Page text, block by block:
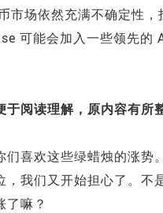
市场依然充满不确定性
可能会加入一些领先
于阅读理解，原内容有所
们喜欢这些绿蜡烛的涨
，我们又开始担心了。
了嘛？